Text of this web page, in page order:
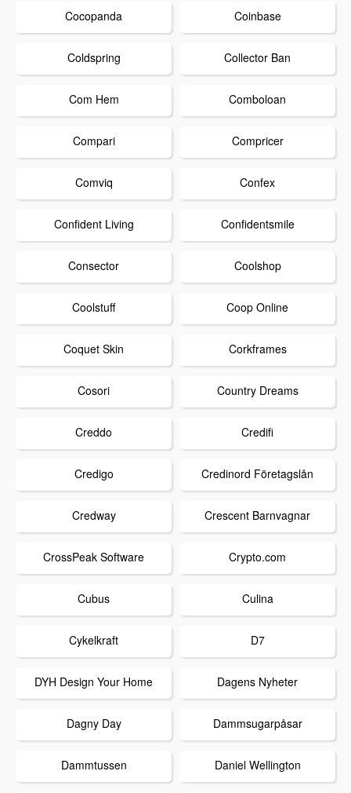
Cocopanda Coinbase
Coldspring Collector Ban
Com Hem Comboloan
Compari Compricer
Comviq Confex
Confident Living Confidentsmile
Consector Coolshop
Coolstuff Coop Online
Coquet Skin Corkframes
Cosori Country Dreams
Creddo Credifi
Credigo Credinord Företagslån
Credway Crescent Barnvagnar
CrossPeak Software Crypto.com
Cubus Culina
Cykelkraft D7
DYH Design Your Home Dagens Nyheter
Dagny Day Dammsugarpåsar
Dammtussen Daniel Wellington